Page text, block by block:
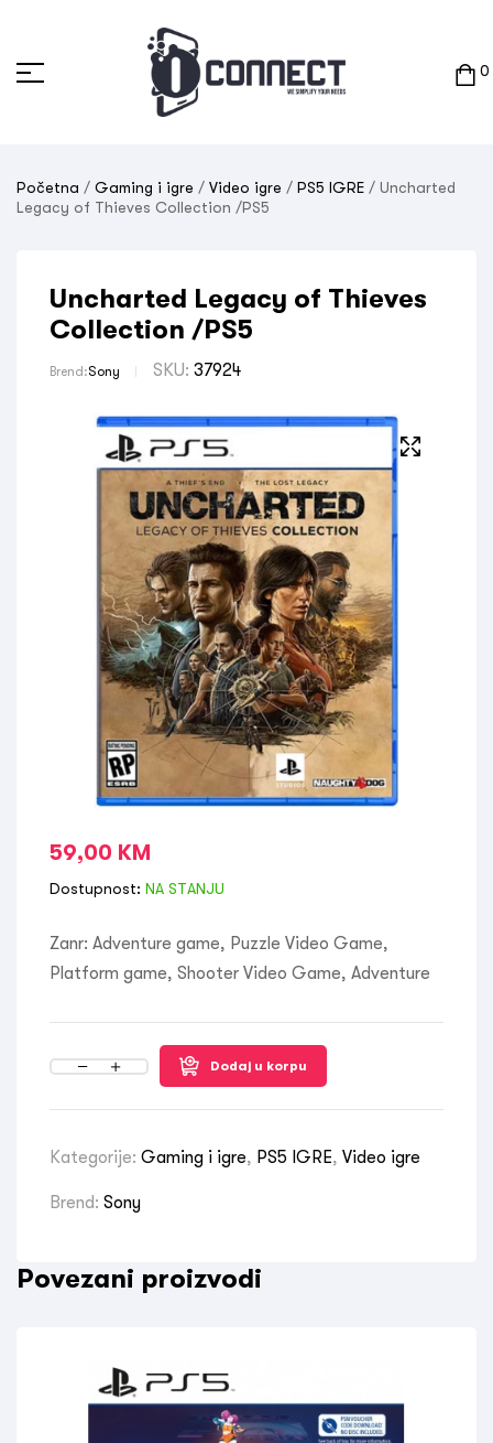
0
Početna / Gaming i igre / Video igre / PS5 IGRE / Uncharted
Legacy of Thieves Collection /PS5
Uncharted Legacy of Thieves
Collection /PS5
Brend:Sony SKU: 37924
59,00 KM
Dostupnost: NA STANJU
Zanr: Adventure game, Puzzle Video Game,
Platform game, Shooter Video Game, Adventure
Dodaj u korpu
Kategorije: Gaming i igre, PS5 IGRE, Video igre
Brend: Sony
Povezani proizvodi